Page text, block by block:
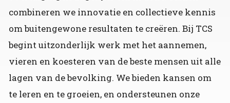
combineren we innovatie en collectieve kennis
om buitengewone resultaten te creëren. Bij TCS
begint uitzonderlijk werk met het aannemen,
vieren en koesteren van de beste mensen uit alle
lagen van de bevolking. We bieden kansen om
te leren en te groeien, en ondersteunen onze